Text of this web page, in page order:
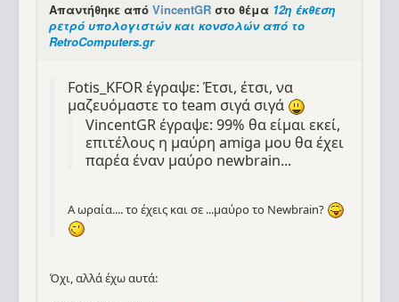
Απαντήθηκε από VincentGR στο θέμα 12η έκθεση
ρετρό υπολογιστών και κονσολών από το
RetroComputers.gr
Fotis_KFOR έγραψε: Έτσι, έτσι, να
μαζευόμαστε το team σιγά σιγά
VincentGR έγραψε: 99% θα είμαι εκεί,
επιτέλους η μαύρη amiga μου θα έχει
παρέα έναν μαύρο newbrain...
Α ωραία.... το έχεις και σε ...μαύρο το Newbrain?
Όχι, αλλά έχω αυτά: